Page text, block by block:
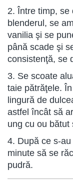
2. Între timp, se
blenderul, se
vanilia şi se
până scade şi
consistenţă, se
3. Se scoate
taie pătrăţele.
lingură de
astfel încât să
ung cu ou bătut
4. După ce s-
minute să se
pudră.